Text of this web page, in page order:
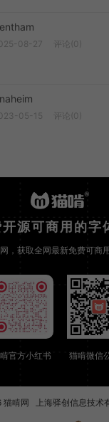
08-27 评论(0)
05-15 评论(0)
源可商用的字
，获取全网最新免费可商
官方小红书 猫啃微信
猫啃网 上海驿创信息技术